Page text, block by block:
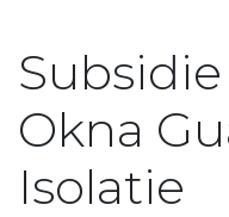
Okna
Isolatie